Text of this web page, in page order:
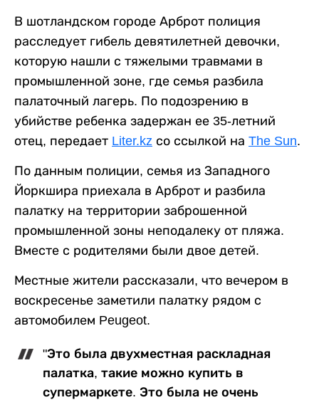
В шотландском городе Арброт полиция
расследует гибель девятилетней девочки,
которую нашли с тяжелыми травмами в
промышленной зоне, где семья разбила
палаточный лагерь. По подозрению в
убийстве ребенка задержан ее 35-летний
отец, передает Liter.kz со ссылкой на The Sun.
По данным полиции, семья из Западного
Йоркшира приехала в Арброт и разбила
палатку на территории заброшенной
промышленной зоны неподалеку от пляжа.
Вместе с родителями были двое детей.
Местные жители рассказали, что вечером в
воскресенье заметили палатку рядом с
автомобилем Peugeot.
"Это была двухместная раскладная
палатка, такие можно купить в
супермаркете. Это была не очень